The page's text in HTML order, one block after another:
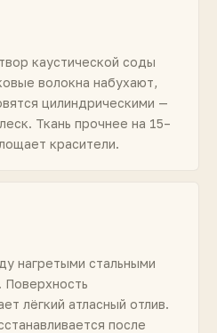
каустической соды
волокна набухают,
цилиндрическими —
Ткань прочнее на 15–
красители.
нагретыми стальными
Поверхность
лёгкий атласный отлив.
после